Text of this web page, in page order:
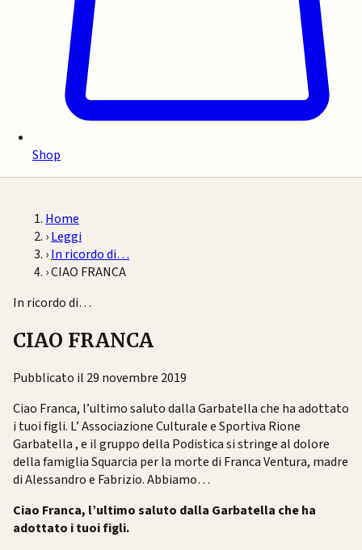
Shop
Home
›Leggi
›In ricordo di…
›CIAO FRANCA
In ricordo di…
CIAO FRANCA
Pubblicato il 29 novembre 2019
Ciao Franca, l’ultimo saluto dalla Garbatella che ha adottato
i tuoi figli. L’ Associazione Culturale e Sportiva Rione
Garbatella , e il gruppo della Podistica si stringe al dolore
della famiglia Squarcia per la morte di Franca Ventura, madre
di Alessandro e Fabrizio. Abbiamo…
Ciao Franca, l’ultimo saluto dalla Garbatella che ha
adottato i tuoi figli.